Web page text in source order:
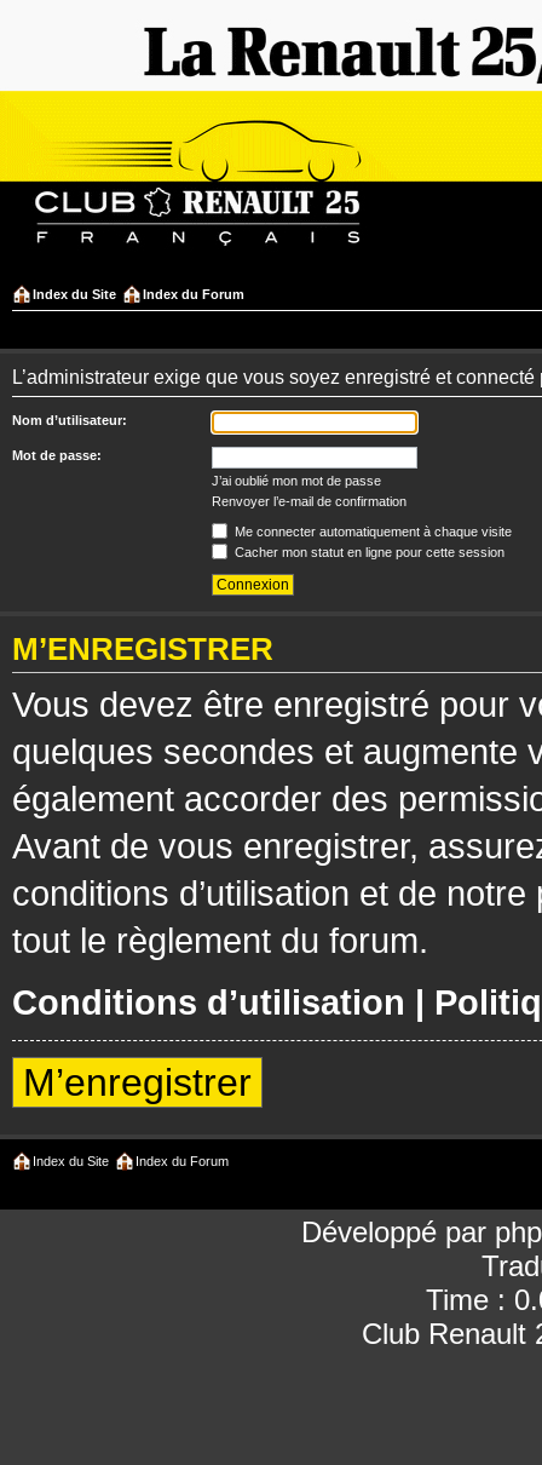
Index du Site Index du Forum
L’administrateur exige que vous soyez enregistré et
Nom d’utilisateur:
Mot de passe:
J’ai oublié mon mot de passe
Renvoyer l’e-mail de confirmation
Me connecter automatiquement à chaque visite
Cacher mon statut en ligne pour cette session
M’ENREGISTRER
Vous devez être enregistré pour
quelques secondes et augmente
également accorder des
Avant de vous enregistrer,
conditions d’utilisation et de
tout le règlement du forum.
Conditions d’utilisation |
M’enregistrer
Index du Site Index du Forum
Développé par
Time :
Club Renault